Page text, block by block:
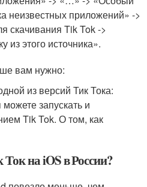
неизвестных приложений» ->
скачивания Tik Tok ->
из этого источника».
вам нужно:
из версий Тик Тока:
запускать и
Tik Tok. О том, как
Ток на iOS в России?